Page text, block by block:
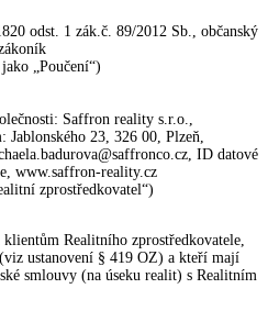
odst. 1 zák.č. 89/2012 Sb., občanský
„Poučení“)
Saffron reality s.r.o.,
Jablonského 23, 326 00, Plzeň,
ID datové
www.saffron-reality.cz
zprostředkovatel“)
Realitního zprostředkovatele,
ustanovení § 419 OZ) a kteří mají
smlouvy (na úseku realit) s Realitním